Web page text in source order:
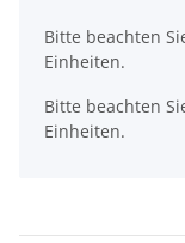
Bitte beachten
Einheiten.
Bitte beachten
Einheiten.